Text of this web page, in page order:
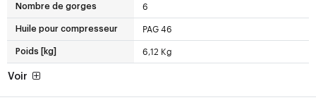
Nombre de gorges 6
Huile pour compresseur PAG 46
Poids [kg] 6,12 Kg
Voir